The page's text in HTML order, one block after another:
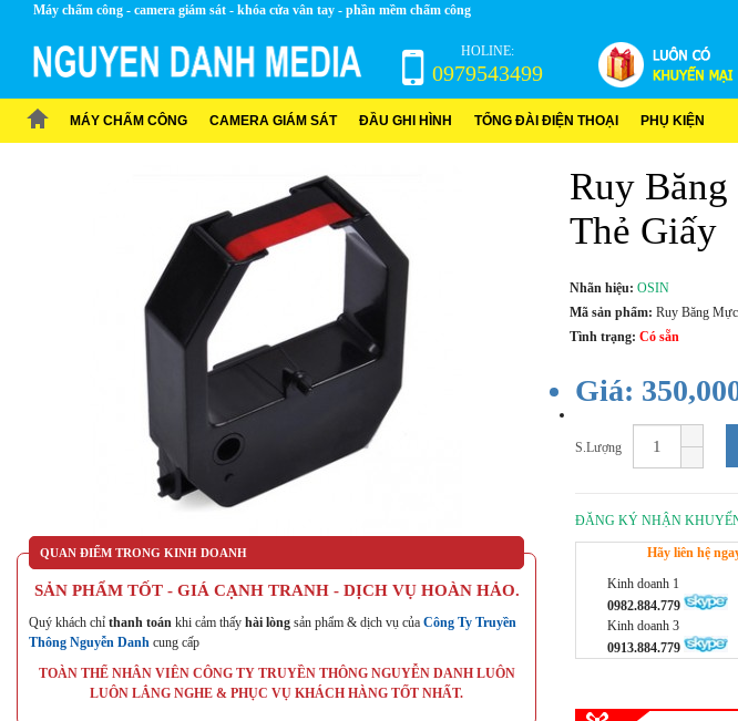
Máy chấm công - camera giám sát - khóa cửa vân tay - phần mềm chấm công
HOLINE:
0979543499
MÁY CHẤM CÔNG CAMERA GIÁM SÁT ĐẦU GHI HÌNH TỔNG ĐÀI ĐIỆN THOẠI PHỤ KIỆN
QUAN ĐIỂM TRONG KINH DOANH
SẢN PHẨM TỐT - GIÁ CẠNH TRANH - DỊCH VỤ HOÀN HẢO.
Quý khách chỉ thanh toán khi cảm thấy hài lòng sản phẩm & dịch vụ của Công Ty Truyền
Thông Nguyễn Danh cung cấp
TOÀN THỂ NHÂN VIÊN CÔNG TY TRUYỀN THÔNG NGUYỄN DANH LUÔN
LUÔN LẮNG NGHE & PHỤC VỤ KHÁCH HÀNG TỐT NHẤT.
Ruy
Thẻ Giấy
Nhãn hiệu: OSIN
Mã sản phẩm: Ruy Băng
Tình trạng: Có sẵn
Giá:
S.Lượng
ĐĂNG KÝ NHẬN
Hãy liên hệ
Kinh doanh 1
0982.884.779
Kinh doanh 3
0913.884.779